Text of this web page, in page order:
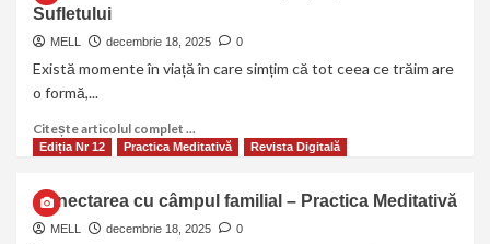
Sufletului
MELL decembrie 18, 2025 0
Există momente în viață în care simțim că tot ceea ce trăim are
o formă,...
Citește articolul complet ...
Ediția Nr 12 Practica Meditativă Revista Digitală
Conectarea cu câmpul familial – Practica Meditativă
MELL decembrie 18, 2025 0